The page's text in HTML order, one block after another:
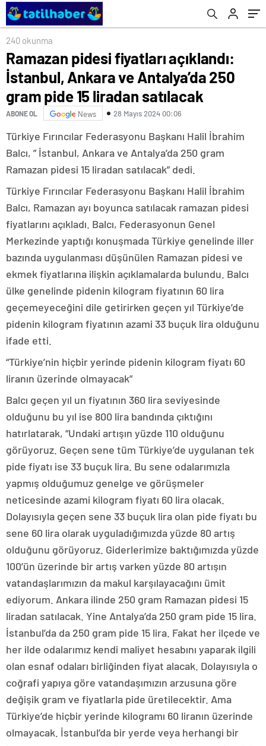
liradan satılacak
240 okunma
Ramazan pidesi fiyatları açıklandı:
İstanbul, Ankara ve Antalya’da 250
gram pide 15 liradan satılacak
ABONE OL News 28 Mayıs 2024 00:06
Türkiye Fırıncılar Federasyonu Başkanı Halil İbrahim
Balcı, ” İstanbul, Ankara ve Antalya’da 250 gram
Ramazan pidesi 15 liradan satılacak” dedi.
Türkiye Fırıncılar Federasyonu Başkanı Halil İbrahim
Balcı, Ramazan ayı boyunca satılacak ramazan pidesi
fiyatlarını açıkladı. Balcı, Federasyonun Genel
Merkezinde yaptığı konuşmada Türkiye genelinde iller
bazında uygulanması düşünülen Ramazan pidesi ve
ekmek fiyatlarına ilişkin açıklamalarda bulundu. Balcı
ülke genelinde pidenin kilogram fiyatının 60 lira
geçemeyeceğini dile getirirken geçen yıl Türkiye’de
pidenin kilogram fiyatının azami 33 buçuk lira olduğunu
ifade etti.
“Türkiye’nin hiçbir yerinde pidenin kilogram fiyatı 60
liranın üzerinde olmayacak”
Balcı geçen yıl un fiyatının 360 lira seviyesinde
olduğunu bu yıl ise 800 lira bandında çıktığını
hatırlatarak, “Undaki artışın yüzde 110 olduğunu
görüyoruz. Geçen sene tüm Türkiye’de uygulanan tek
pide fiyatı ise 33 buçuk lira. Bu sene odalarımızla
yapmış olduğumuz genelge ve görüşmeler
neticesinde azami kilogram fiyatı 60 lira olacak.
Dolayısıyla geçen sene 33 buçuk lira olan pide fiyatı bu
sene 60 lira olarak uyguladığımızda yüzde 80 artış
olduğunu görüyoruz. Giderlerimize baktığımızda yüzde
100’ün üzerinde bir artış varken yüzde 80 artışın
vatandaşlarımızın da makul karşılayacağını ümit
ediyorum. Ankara ilinde 250 gram Ramazan pidesi 15
liradan satılacak. Yine Antalya’da 250 gram pide 15 lira.
İstanbul’da da 250 gram pide 15 lira. Fakat her ilçede ve
her ilde odalarımız kendi maliyet hesabını yaparak ilgili
olan esnaf odaları birliğinden fiyat alacak. Dolayısıyla o
coğrafi yapıya göre vatandaşımızın arzusuna göre
değişik gram ve fiyatlarla pide üretilecektir. Ama
Türkiye’de hiçbir yerinde kilogramı 60 liranın üzerinde
olmayacak. İstanbul’da bir yerde veya herhangi bir